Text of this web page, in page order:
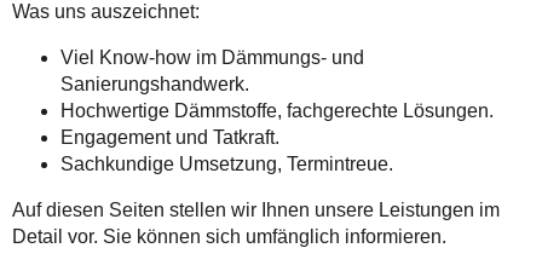
Was uns auszeichnet:
Viel Know-how im Dämmungs- und
Sanierungshandwerk.
Hochwertige Dämmstoffe, fachgerechte Lösungen.
Engagement und Tatkraft.
Sachkundige Umsetzung, Termintreue.
Auf diesen Seiten stellen wir Ihnen unsere Leistungen im
Detail vor. Sie können sich umfänglich informieren.